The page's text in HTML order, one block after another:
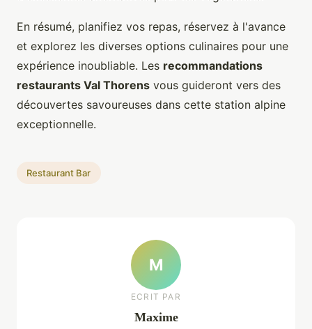
En résumé, planifiez vos repas, réservez à l'avance
et explorez les diverses options culinaires pour une
expérience inoubliable. Les recommandations
restaurants Val Thorens vous guideront vers des
découvertes savoureuses dans cette station alpine
exceptionnelle.
Restaurant Bar
M
ECRIT PAR
Maxime